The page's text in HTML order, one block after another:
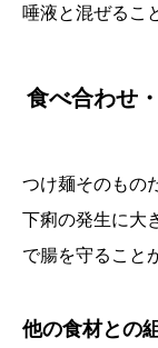
唾液と混ぜるこ
食べ合わせ
つけ麺そのもの
下痢の発生に大
で腸を守ること
他の食材との